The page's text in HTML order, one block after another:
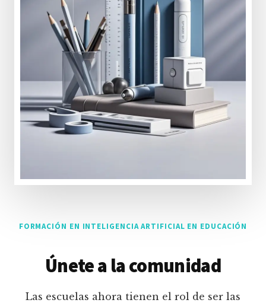
FORMACIÓN EN INTELIGENCIA ARTIFICIAL EN EDUCACIÓN
Únete a la comunidad
Las escuelas ahora tienen el rol de ser las